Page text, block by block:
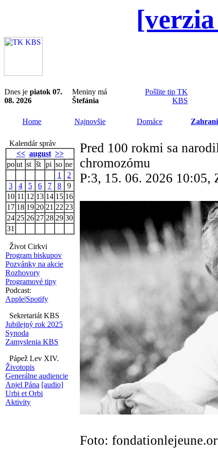
Dnes je piatok 07.
08. 2026
Meniny má
Štefánia
Pošlite tip TK
KBS
Home Najnovšie Domáce
Kalendár správ
<< august >>
po ut st št pi so ne
1
2
3
4 5 6 7 8
9
10 11 12 13 14 15 16
17 18 19 20 21 22 23
24 25 26 27 28 29 30
31
Život Cirkvi
Program biskupov
Pozvánky na akcie
Rozhovory
Programové tipy
Podcast:
Apple|Spotify
Sekretariát KBS
Jubilejný rok 2025
Synoda
Zamyslenia KBS
Pápež Lev XIV.
Životopis
Generálne audiencie
Anjel Pána [audio]
Urbi et Orbi
Aktivity
Pred 100 rokmi sa
chromozómu
P:3, 15. 06. 2026 10:05,
Foto: